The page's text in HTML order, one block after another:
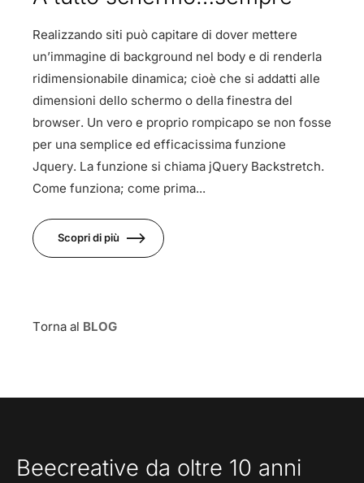
Realizzando siti può capitare di dover mettere
un’immagine di background nel body e di renderla
ridimensionabile dinamica; cioè che si addatti alle
dimensioni dello schermo o della finestra del
browser. Un vero e proprio rompicapo se non fosse
per una semplice ed efficacissima funzione
Jquery. La funzione si chiama jQuery Backstretch.
Come funziona; come prima...
Scopri di più
Torna al BLOG
Beecreative da oltre 10 anni